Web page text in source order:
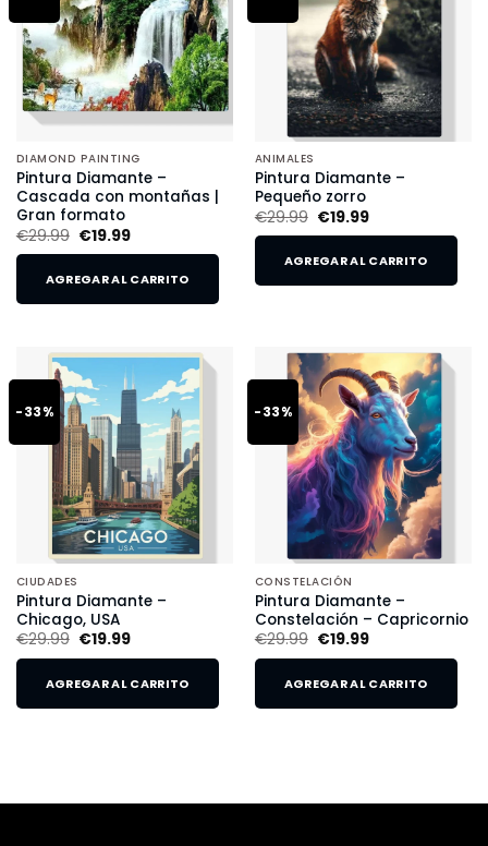
DIAMOND PAINTING
Pintura Diamante –
Cascada con montañas |
Gran formato
€29.99 €19.99
AGREGAR AL CARRITO
ANIMALES
Pintura Diamante –
Pequeño zorro
€29.99 €19.99
AGREGAR AL CARRITO
-33%
CIUDADES
Pintura Diamante –
Chicago, USA
€29.99 €19.99
AGREGAR AL CARRITO
-33%
CONSTELACIÓN
Pintura Diamante –
Constelación – Capricornio
€29.99 €19.99
AGREGAR AL CARRITO